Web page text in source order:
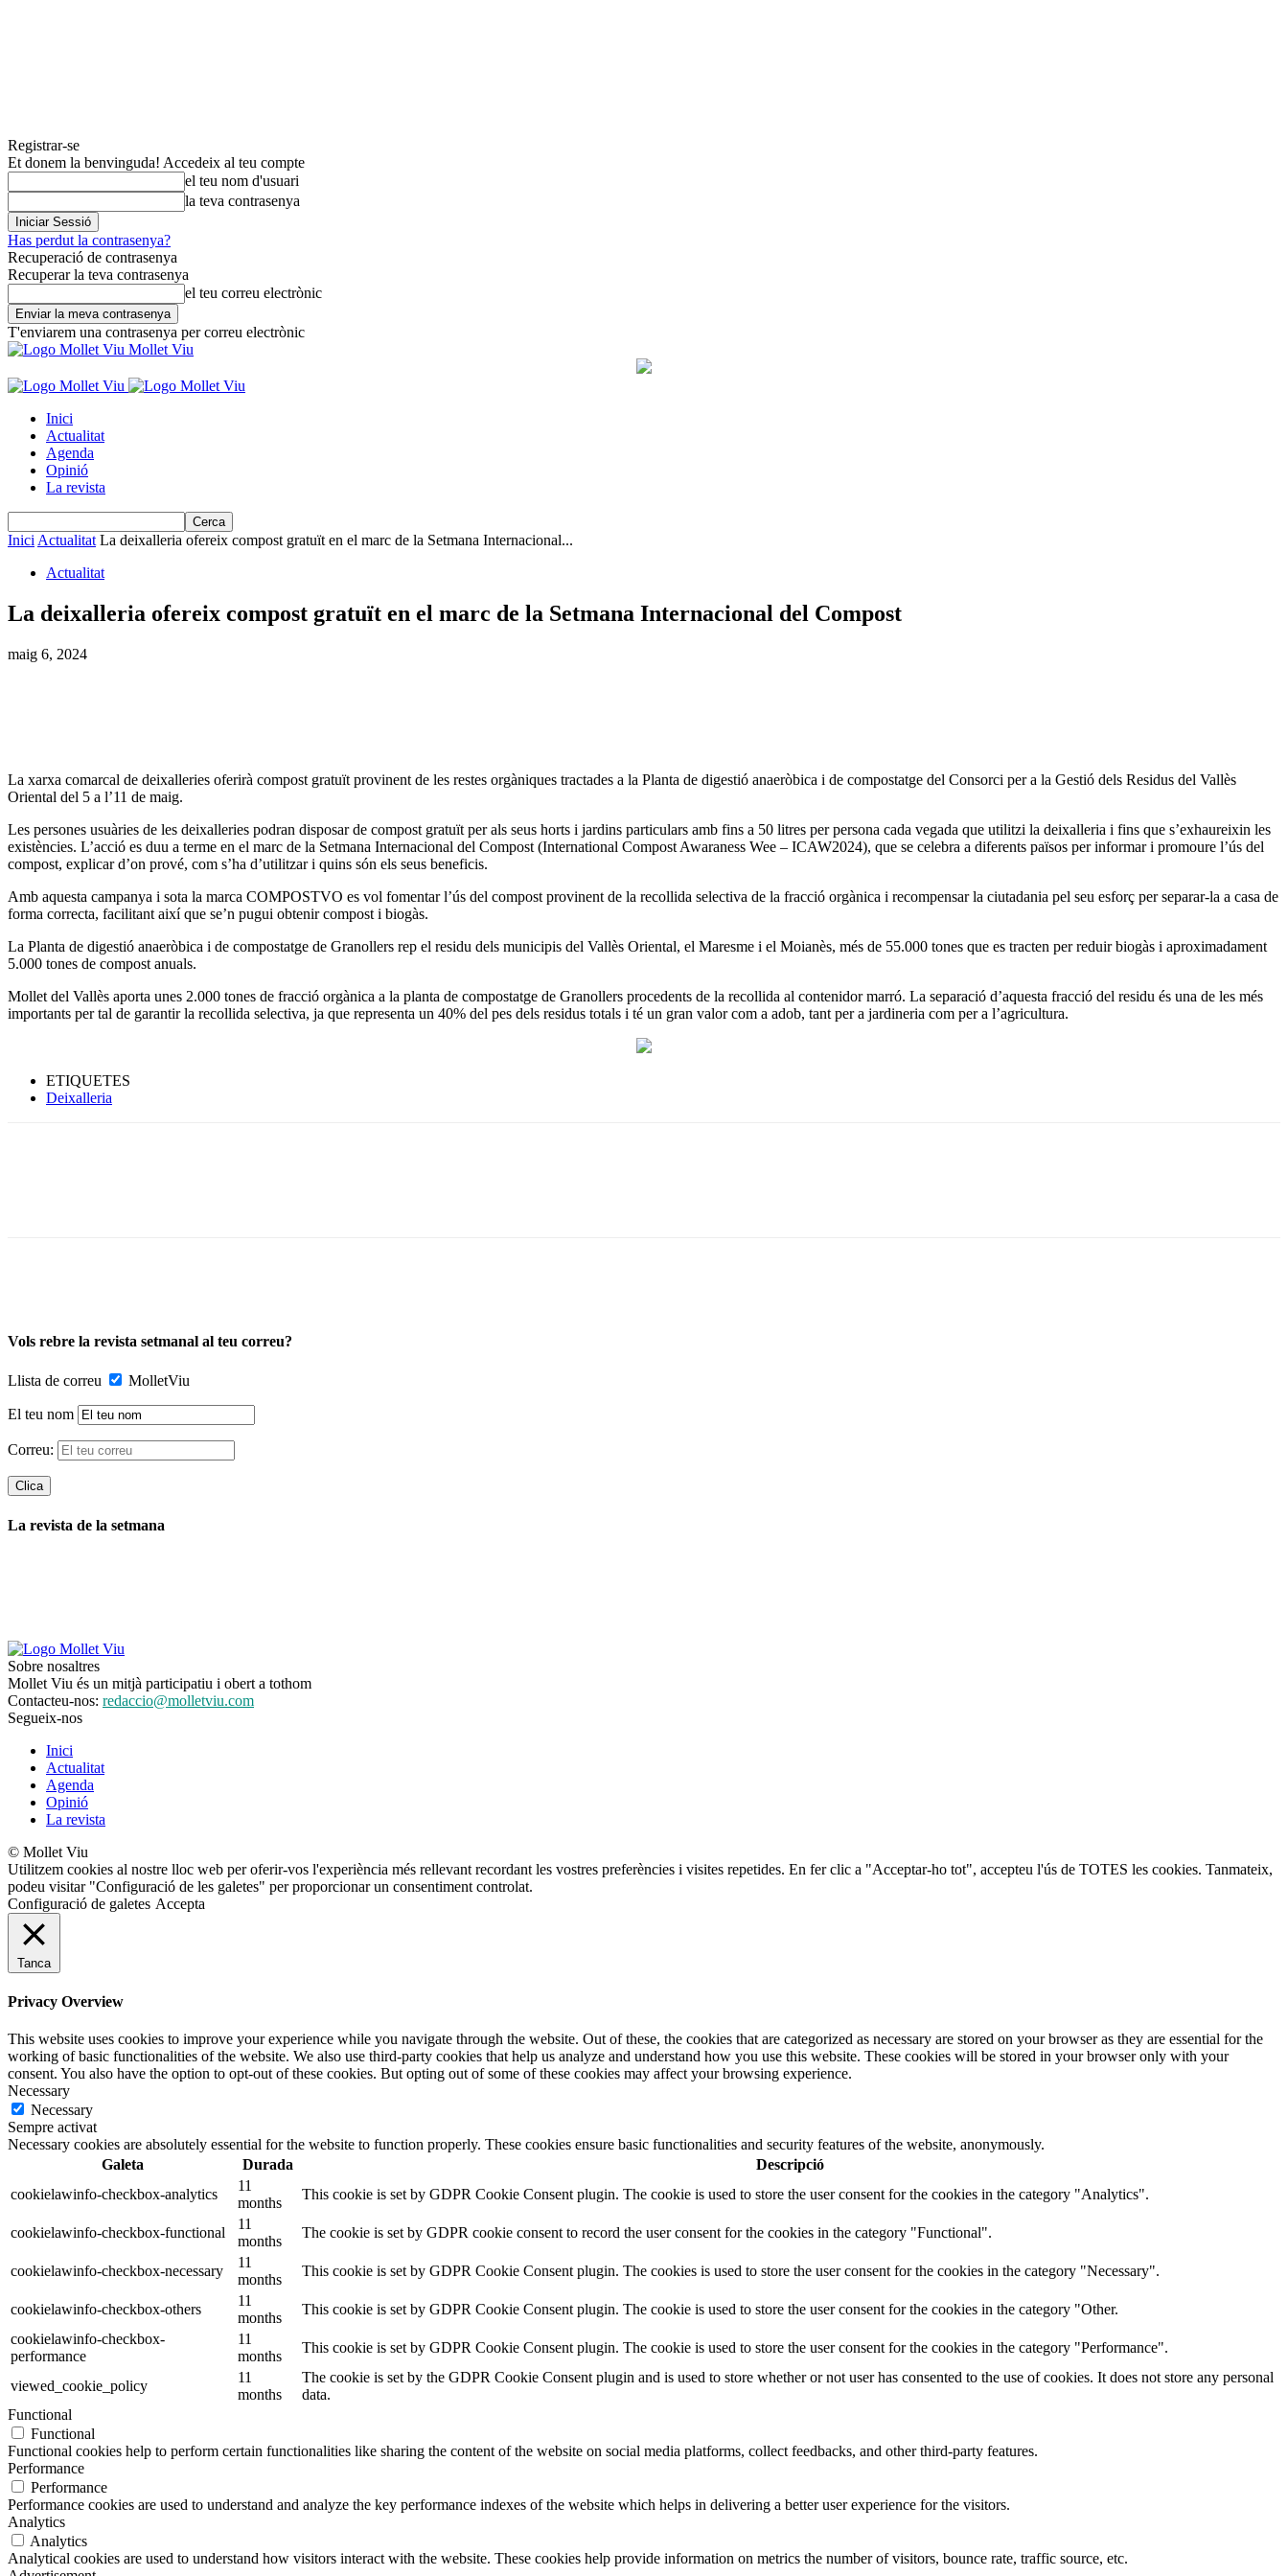
Registrar-se
Et donem la benvinguda! Accedeix al teu compte
el teu nom d'usuari
la teva contrasenya
Has perdut la contrasenya?
Recuperació de contrasenya
Recuperar la teva contrasenya
el teu correu electrònic
T'enviarem una contrasenya per correu electrònic
Mollet Viu
Inici
Actualitat
Agenda
Opinió
La revista
Inici Actualitat La deixalleria ofereix compost gratuït en el marc de la Setmana Internacional...
Actualitat
La deixalleria ofereix compost gratuït en el marc de la Setmana Internacional del Compost
maig 6, 2024
La xarxa comarcal de deixalleries oferirà compost gratuït provinent de les restes orgàniques tractades a la Planta de digestió anaeròbica i de compostatge del Consorci per a la Gestió dels Residus del Vallès
Oriental del 5 a l’11 de maig.
Les persones usuàries de les deixalleries podran disposar de compost gratuït per als seus horts i jardins particulars amb fins a 50 litres per persona cada vegada que utilitzi la deixalleria i fins que s’exhaureixin les
existències. L’acció es duu a terme en el marc de la Setmana Internacional del Compost (International Compost Awaraness Wee – ICAW2024), que se celebra a diferents països per informar i promoure l’ús del
compost, explicar d’on prové, com s’ha d’utilitzar i quins són els seus beneficis.
Amb aquesta campanya i sota la marca COMPOSTVO es vol fomentar l’ús del compost provinent de la recollida selectiva de la fracció orgànica i recompensar la ciutadania pel seu esforç per separar-la a casa de
forma correcta, facilitant així que se’n pugui obtenir compost i biogàs.
La Planta de digestió anaeròbica i de compostatge de Granollers rep el residu dels municipis del Vallès Oriental, el Maresme i el Moianès, més de 55.000 tones que es tracten per reduir biogàs i aproximadament
5.000 tones de compost anuals.
Mollet del Vallès aporta unes 2.000 tones de fracció orgànica a la planta de compostatge de Granollers procedents de la recollida al contenidor marró. La separació d’aquesta fracció del residu és una de les més
importants per tal de garantir la recollida selectiva, ja que representa un 40% del pes dels residus totals i té un gran valor com a adob, tant per a jardineria com per a l’agricultura.
ETIQUETES
Deixalleria
Vols rebre la revista setmanal al teu correu?
Llista de correu MolletViu
El teu nom
Correu:
La revista de la setmana
Sobre nosaltres
Mollet Viu és un mitjà participatiu i obert a tothom
Contacteu-nos: redaccio@molletviu.com
Segueix-nos
Inici
Actualitat
Agenda
Opinió
La revista
© Mollet Viu
Utilitzem cookies al nostre lloc web per oferir-vos l'experiència més rellevant recordant les vostres preferències i visites repetides. En fer clic a "Acceptar-ho tot", accepteu l'ús de TOTES les cookies. Tanmateix,
podeu visitar "Configuració de les galetes" per proporcionar un consentiment controlat.
Configuració de galetes Accepta
Tanca
Privacy Overview
This website uses cookies to improve your experience while you navigate through the website. Out of these, the cookies that are categorized as necessary are stored on your browser as they are essential for the
working of basic functionalities of the website. We also use third-party cookies that help us analyze and understand how you use this website. These cookies will be stored in your browser only with your
consent. You also have the option to opt-out of these cookies. But opting out of some of these cookies may affect your browsing experience.
Necessary
Necessary
Sempre activat
Necessary cookies are absolutely essential for the website to function properly. These cookies ensure basic functionalities and security features of the website, anonymously.
Galeta
Durada
Descripció
cookielawinfo-checkbox-analytics
11
months
This cookie is set by GDPR Cookie Consent plugin. The cookie is used to store the user consent for the cookies in the category "Analytics".
cookielawinfo-checkbox-functional
11
months
The cookie is set by GDPR cookie consent to record the user consent for the cookies in the category "Functional".
cookielawinfo-checkbox-necessary
11
months
This cookie is set by GDPR Cookie Consent plugin. The cookies is used to store the user consent for the cookies in the category "Necessary".
cookielawinfo-checkbox-others
11
months
This cookie is set by GDPR Cookie Consent plugin. The cookie is used to store the user consent for the cookies in the category "Other.
cookielawinfo-checkbox-
performance
11
months
This cookie is set by GDPR Cookie Consent plugin. The cookie is used to store the user consent for the cookies in the category "Performance".
viewed_cookie_policy
11
months
The cookie is set by the GDPR Cookie Consent plugin and is used to store whether or not user has consented to the use of cookies. It does not store any personal
data.
Functional
Functional
Functional cookies help to perform certain functionalities like sharing the content of the website on social media platforms, collect feedbacks, and other third-party features.
Performance
Performance
Performance cookies are used to understand and analyze the key performance indexes of the website which helps in delivering a better user experience for the visitors.
Analytics
Analytics
Analytical cookies are used to understand how visitors interact with the website. These cookies help provide information on metrics the number of visitors, bounce rate, traffic source, etc.